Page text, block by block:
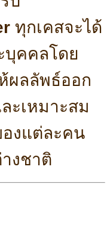
ทุกเคสจะได้
บุคคลโดย
ผลลัพธ์ออก
ะเหมาะสม
องแต่ละคน
งชาติ